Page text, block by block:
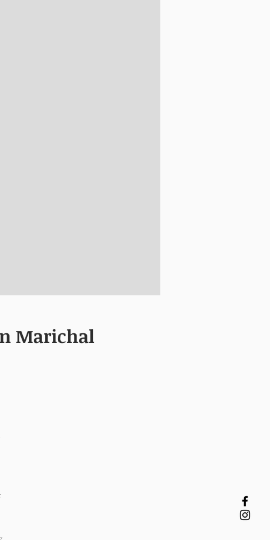
Marichal